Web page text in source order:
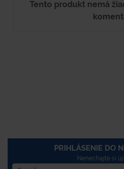
Tento produkt nemá
PRIHLÁSENIE DO
Nenechajte si